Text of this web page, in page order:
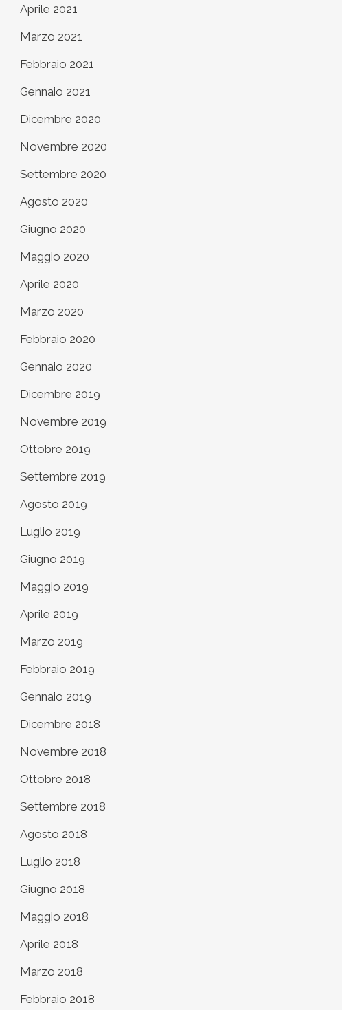
Aprile 2021
Marzo 2021
Febbraio 2021
Gennaio 2021
Dicembre 2020
Novembre 2020
Settembre 2020
Agosto 2020
Giugno 2020
Maggio 2020
Aprile 2020
Marzo 2020
Febbraio 2020
Gennaio 2020
Dicembre 2019
Novembre 2019
Ottobre 2019
Settembre 2019
Agosto 2019
Luglio 2019
Giugno 2019
Maggio 2019
Aprile 2019
Marzo 2019
Febbraio 2019
Gennaio 2019
Dicembre 2018
Novembre 2018
Ottobre 2018
Settembre 2018
Agosto 2018
Luglio 2018
Giugno 2018
Maggio 2018
Aprile 2018
Marzo 2018
Febbraio 2018